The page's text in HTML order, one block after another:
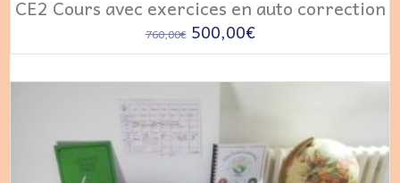
CE2 Cours avec exercices en auto correction
760,00€ Le
prix
initial
était :
760,00€.
500,00€Le
prix
actuel
500,00€.